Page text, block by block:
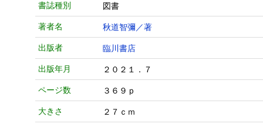
書誌種別 図書
著者名 秋道智彌／著
出版者 臨川書店
出版年月 ２０２１．７
ページ数 ３６９ｐ
大きさ ２７ｃｍ